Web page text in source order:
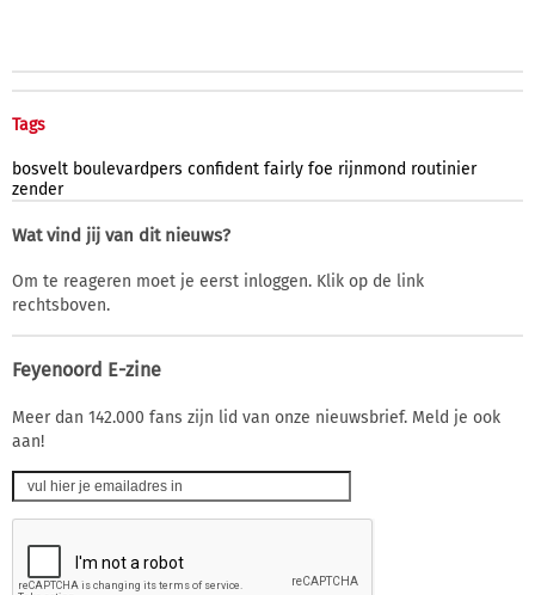
Tags
bosvelt boulevardpers confident fairly foe rijnmond routinier
zender
Wat vind jij van dit nieuws?
Om te reageren moet je eerst inloggen. Klik op de link
rechtsboven.
Feyenoord E-zine
Meer dan 142.000 fans zijn lid van onze nieuwsbrief. Meld je ook
aan!